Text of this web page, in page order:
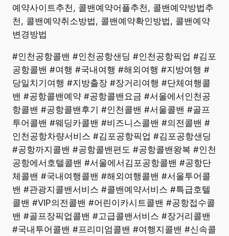
예약사이트추천, 콜밴예약어플추천, 콜밴예약방법추
천, 콜밴예약취소방법, 콜밴예약확인방법, 콜밴예약
변경방법
#인천공항콜밴 #인천공항샌딩 #인천공항픽업 #김포
공항콜밴 #여행 #국내여행 #해외여행 #지방여행 #
당일치기여행 #지방출장 #장거리여행 #단체여행콜
밴 #공항콜밴예약 #공항콜밴요금 #서울에서인천공
항콜밴 #공항콜밴후기 #인천콜밴 #서울콜밴 #골프
투어콜밴 #웨딩카콜밴 #비즈니스콜밴 #의전콜밴 #
인천공항차량서비스 #김포공항픽업 #김포공항샌딩
#공항까지콜밴 #공항콜밴편도 #공항콜밴왕복 #인천
공항에서호텔콜밴 #서울에서김포공항콜밴 #공항단
체콜밴 #국내여행콜밴 #해외여행콜밴 #서울투어콜
밴 #관광지콜밴서비스 #콜밴예약서비스 #특급호텔
콜밴 #VIP의전콜밴 #어린이카시트콜밴 #공항접수콜
밴 #골프장픽업콜밴 #고급콜밴서비스 #장거리콜밴
#국내투어콜밴 #프리미엄콜밴 #여행지콜밴 #신속콜